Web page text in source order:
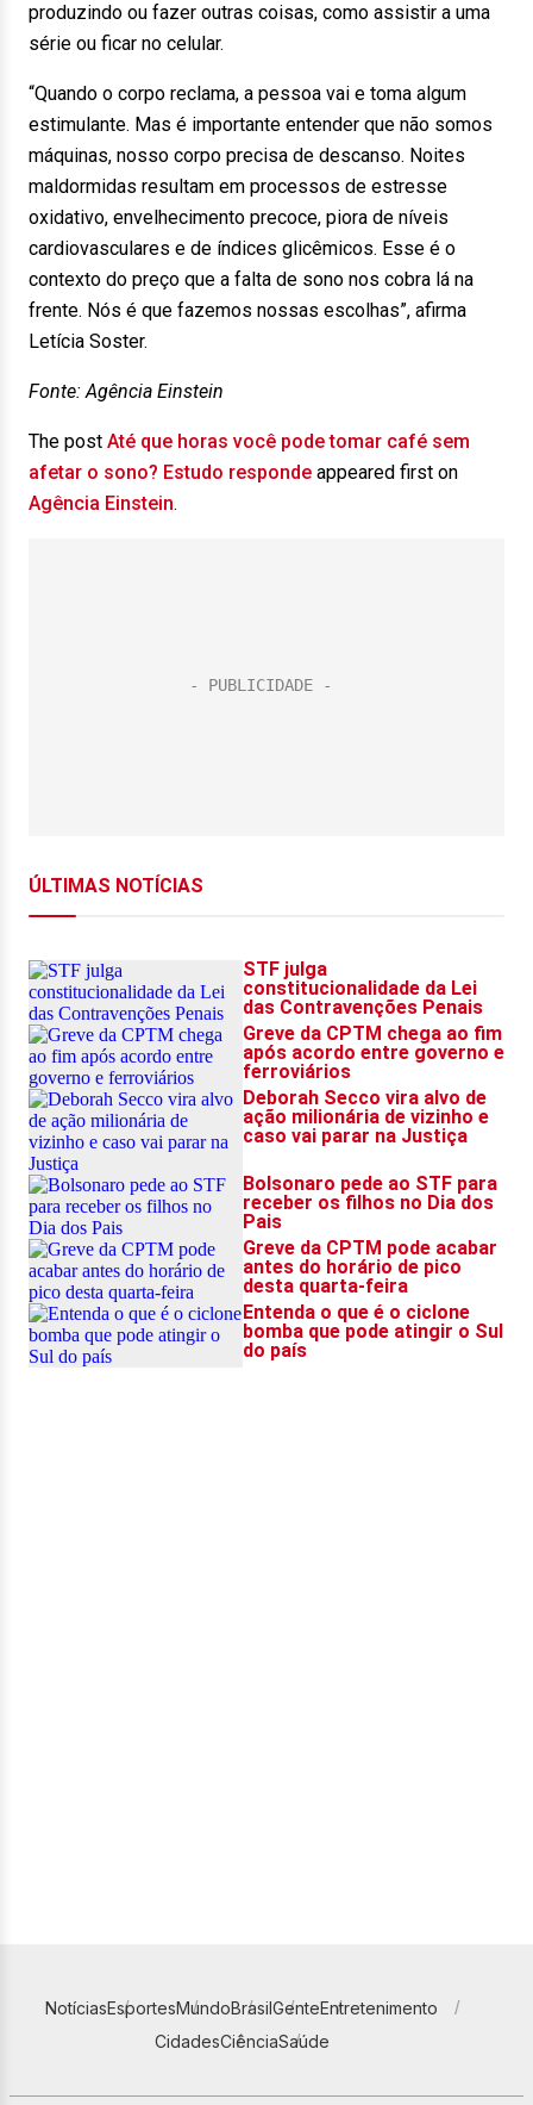
produzindo ou fazer outras coisas, como assistir a uma
série ou ficar no celular.
“Quando o corpo reclama, a pessoa vai e toma algum
estimulante. Mas é importante entender que não somos
máquinas, nosso corpo precisa de descanso. Noites
maldormidas resultam em processos de estresse
oxidativo, envelhecimento precoce, piora de níveis
cardiovasculares e de índices glicêmicos. Esse é o
contexto do preço que a falta de sono nos cobra lá na
frente. Nós é que fazemos nossas escolhas”, afirma
Letícia Soster.
Fonte: Agência Einstein
The post Até que horas você pode tomar café sem
afetar o sono? Estudo responde appeared first on
Agência Einstein.
NotíciasEsportesMundoBrasilGenteEntretenimento
CidadesCiênciaSaúde